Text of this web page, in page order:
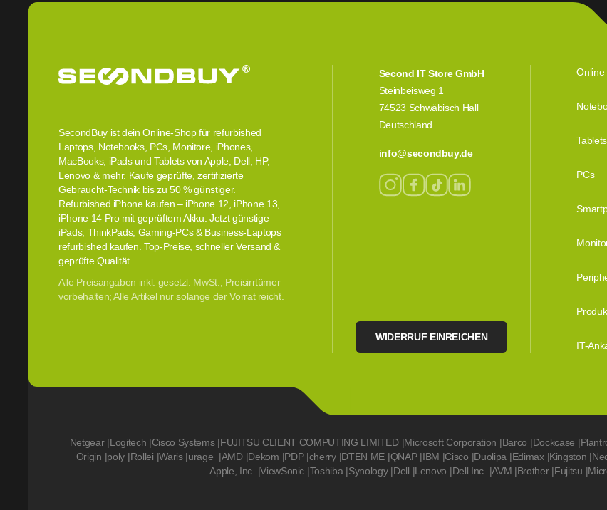
SecondBuy ist dein Online-Shop für refurbished
Laptops, Notebooks, PCs, Monitore, iPhones,
MacBooks, iPads und Tablets von Apple, Dell, HP,
Lenovo & mehr. Kaufe geprüfte, zertifizierte
Gebraucht-Technik bis zu 50 % günstiger.
Refurbished iPhone kaufen – iPhone 12, iPhone 13,
iPhone 14 Pro mit geprüftem Akku. Jetzt günstige
iPads, ThinkPads, Gaming-PCs & Business-Laptops
refurbished kaufen. Top-Preise, schneller Versand &
geprüfte Qualität.
Alle Preisangaben inkl. gesetzl. MwSt.; Preisirrtümer
vorbehalten; Alle Artikel nur solange der Vorrat reicht.
Second IT Store GmbH
Steinbeisweg 1
74523 Schwäbisch Hall
Deutschland
info@secondbuy.de
WIDERRUF EINREICHEN
Online
Tablets
PCs
IT-
Netgear |Logitech |Cisco Systems |FUJITSU CLIENT COMPUTING LIMITED |Microsoft Corporation |Barco |Dockcase |
Origin |poly |Rollei |Waris |urage |AMD |Dekom |PDP |cherry |DTEN ME |QNAP |IBM |Cisco |Duolipa |Edimax |Kingston |
Apple, Inc. |ViewSonic |Toshiba |Synology |Dell |Lenovo |Dell Inc. |AVM |Brother |Fujitsu |